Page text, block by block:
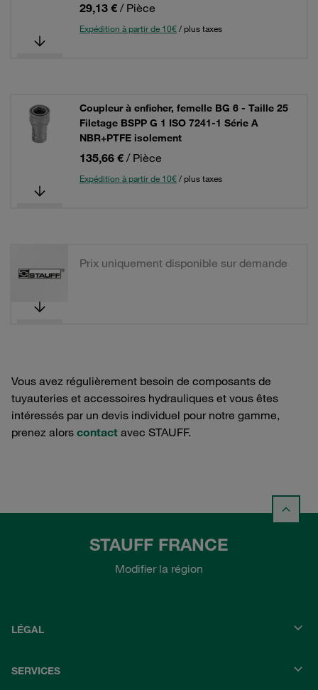
29,13 € / Pièce
Expédition à partir de 10€/ plus taxes
Coupleur à enficher, femelle BG 6 - Taille 25
Filetage BSPP G 1 ISO 7241-1 Série A
NBR+PTFE isolement
135,66 € / Pièce
Expédition à partir de 10€/ plus taxes
Prix uniquement disponible sur demande
Vous avez régulièrement besoin de composants de
tuyauteries et accessoires hydrauliques et vous êtes
intéressés par un devis individuel pour notre gamme,
prenez alors contact avec STAUFF.
STAUFF FRANCE
Modifier la région
LÉGAL
SERVICES